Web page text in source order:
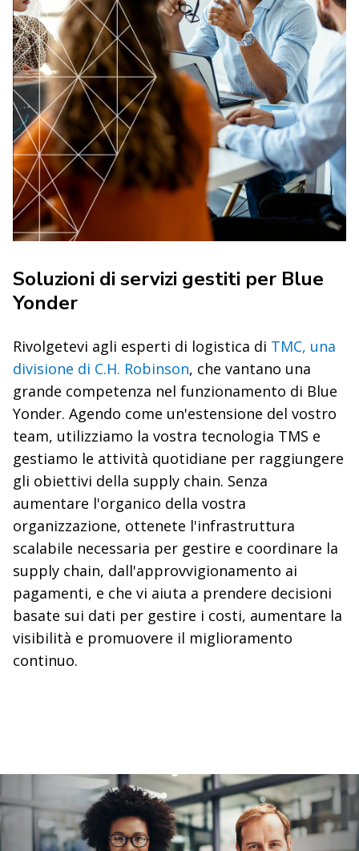
Soluzioni di servizi gestiti per Blue
Yonder
Rivolgetevi agli esperti di logistica di TMC, una
divisione di C.H. Robinson, che vantano una
grande competenza nel funzionamento di Blue
Yonder. Agendo come un'estensione del vostro
team, utilizziamo la vostra tecnologia TMS e
gestiamo le attività quotidiane per raggiungere
gli obiettivi della supply chain. Senza
aumentare l'organico della vostra
organizzazione, ottenete l'infrastruttura
scalabile necessaria per gestire e coordinare la
supply chain, dall'approvvigionamento ai
pagamenti, e che vi aiuta a prendere decisioni
basate sui dati per gestire i costi, aumentare la
visibilità e promuovere il miglioramento
continuo.